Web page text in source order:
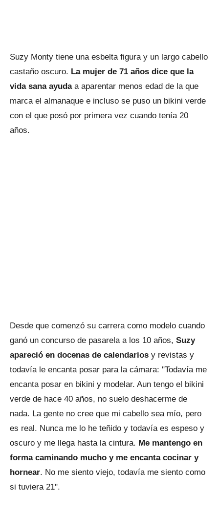
Suzy Monty tiene una esbelta figura y un largo cabello
castaño oscuro. La mujer de 71 años dice que la
vida sana ayudaa aparentar menos edad de la que
marca el almanaque e incluso se puso un bikini verde
con el que posó por primera vez cuando tenía 20
años.
Desde que comenzó su carrera como modelo cuando
ganó un concurso de pasarela a los 10 años, Suzy
apareció en docenas de calendarios y revistas y
todavía le encanta posar para la cámara: "Todavía me
encanta posar en bikini y modelar. Aun tengo el bikini
verde de hace 40 años, no suelo deshacerme de
nada. La gente no cree que mi cabello sea mío, pero
es real. Nunca me lo he teñido y todavía es espeso y
oscuro y me llega hasta la cintura. Me mantengo en
forma caminando mucho y me encanta cocinar y
hornear. No me siento viejo, todavía me siento como
si tuviera 21".